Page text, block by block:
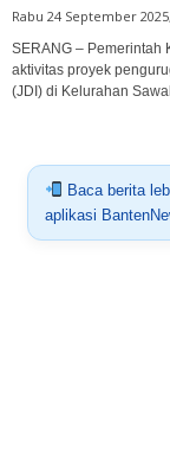
Rabu 24 September
SERANG – Pemerintah
aktivitas proyek
(JDI) di Kelurahan
Baca berita
aplikasi